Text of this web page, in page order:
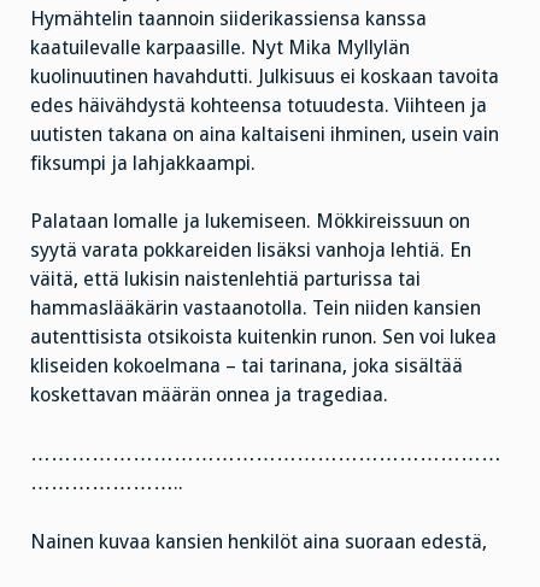
Hymähtelin taannoin siiderikassiensa kanssa
kaatuilevalle karpaasille. Nyt Mika Myllylän
kuolinuutinen havahdutti. Julkisuus ei koskaan tavoita
edes häivähdystä kohteensa totuudesta. Viihteen ja
uutisten takana on aina kaltaiseni ihminen, usein vain
fiksumpi ja lahjakkaampi.
Palataan lomalle ja lukemiseen. Mökkireissuun on
syytä varata pokkareiden lisäksi vanhoja lehtiä. En
väitä, että lukisin naistenlehtiä parturissa tai
hammaslääkärin vastaanotolla. Tein niiden kansien
autenttisista otsikoista kuitenkin runon. Sen voi lukea
kliseiden kokoelmana – tai tarinana, joka sisältää
koskettavan määrän onnea ja tragediaa.
……………………………………………………………
…………………..
Nainen kuvaa kansien henkilöt aina suoraan edestä,